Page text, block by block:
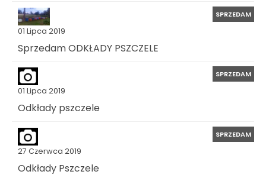
01 Lipca 2019
SPRZEDAM
Sprzedam ODKŁADY PSZCZELE
01 Lipca 2019
SPRZEDAM
Odkłady pszczele
27 Czerwca 2019
SPRZEDAM
Odkłady Pszczele